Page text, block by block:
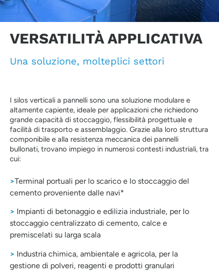
VERSATILITÀ APPLICATIVA
Una soluzione, molteplici settori
I silos verticali a pannelli sono una soluzione modulare e
altamente capiente, ideale per applicazioni che richiedono
grande capacità di stoccaggio, flessibilità progettuale e
facilità di trasporto e assemblaggio. Grazie alla loro struttura
componibile e alla resistenza meccanica dei pannelli
bullonati, trovano impiego in numerosi contesti industriali, tra
cui:
>Terminal portuali per lo scarico e lo stoccaggio del
cemento proveniente dalle navi*
> Impianti di betonaggio e edilizia industriale, per lo
stoccaggio centralizzato di cemento, calce e
premiscelati su larga scala
> Industria chimica, ambientale e agricola, per la
gestione di polveri, reagenti e prodotti granulari